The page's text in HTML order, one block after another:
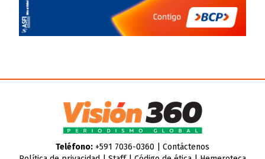
Teléfono:+591 7036-0360 | Contáctenos